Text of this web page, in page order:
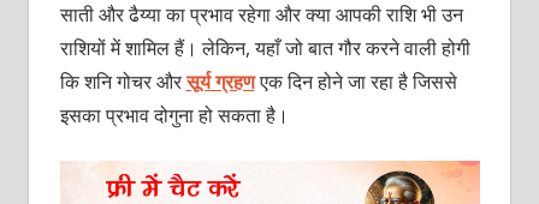
साती और ढैय्या का प्रभाव रहेगा और क्या आपकी राशि भी उन
राशियों में शामिल हैं। लेकिन, यहाँ जो बात गौर करने वाली होगी
कि शनि गोचर औरसूर्य ग्रहणएक दिन होने जा रहा है जिससे
इसका प्रभाव दोगुना हो सकता है।